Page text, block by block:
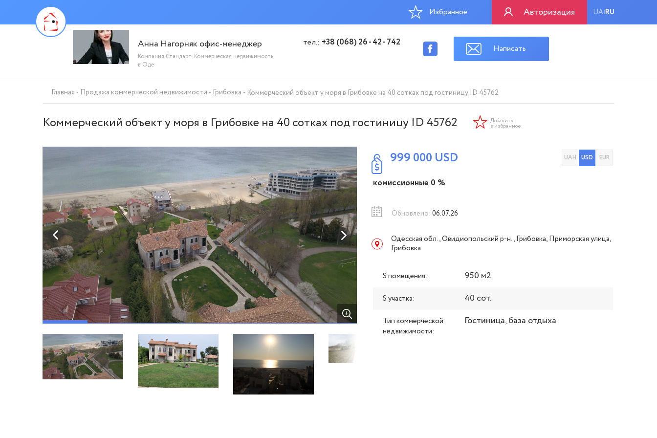
Авторизация UA|RU
Избранное
Анна Нагорняк офис-менеджер
Компания Стандарт. Коммерческая недвижимость
в Оде
тел.: +38 (068) 26 - 42 - 742
Написать
Главная Продажа коммерческой недвижимости Грибовка Коммерческий объект у моря в Грибовке на 40 сотках под гостиницу ID 45762
Коммерческий объект у моря в Грибовке на 40 сотках под гостиницу ID 45762 Добавить
в избранное
999 000 USD UAH USD EUR
комиссионные 0 %
Обновлено: 06.07.26
Одесская обл., Овидиопольский р-н., Грибовка, Приморская улица,
Грибовка
S помещения: 950 м2
S участка: 40 сот.
Тип коммерческой
недвижимости:
Гостиница, база отдыха